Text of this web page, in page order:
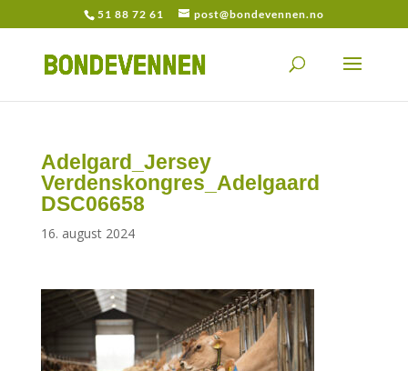
51 88 72 61 post@bondevennen.no
Adelgard_Jersey
Verdenskongres_Adelgaard
DSC06658
16. august 2024